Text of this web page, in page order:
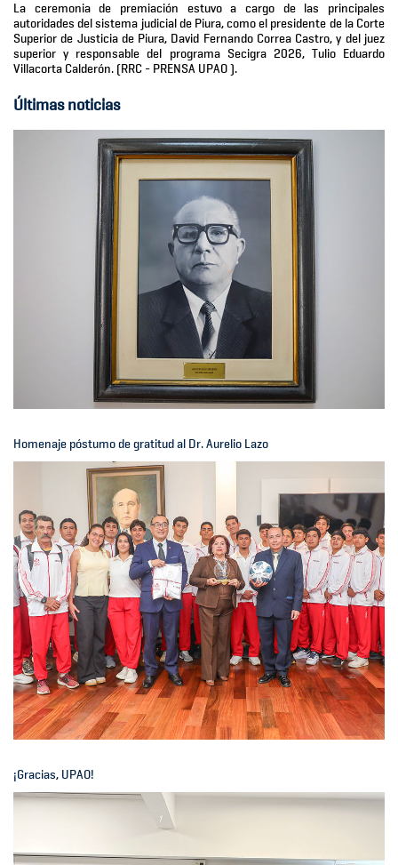
La ceremonia de premiación estuvo a cargo de las principales
autoridades del sistema judicial de Piura, comoel presidente de la Corte
Superior de Justicia de Piura, David Fernando Correa Castro, y del juez
superior y responsable del programa Secigra 2026, Tulio Eduardo
Villacorta Calderón. (RRC - PRENSA UPAO ).
Últimas noticias
Homenaje póstumo de gratitud al Dr. Aurelio Lazo
¡Gracias, UPAO!